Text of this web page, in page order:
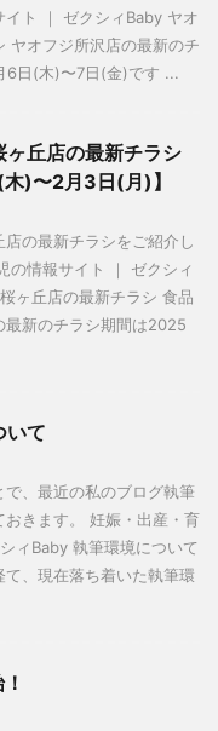
イト ｜ ゼクシィBaby ヤオ
ヤオフジ所沢店の最新のチ
6日(木)〜7日(金)です ...
丘店の最新チラシ
)〜2月3日(月)】
の最新チラシをご紹介し
の情報サイト ｜ ゼクシィ
ヶ丘店の最新チラシ 食品
最新のチラシ期間は2025
いて
、最近の私のブログ執筆
きます。 妊娠・出産・育
ィBaby 執筆環境について
、現在落ち着いた執筆環